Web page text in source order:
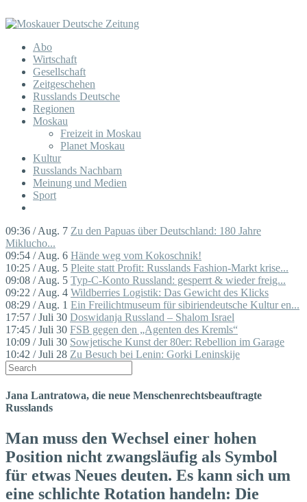
Abo
Wirtschaft
Gesellschaft
Zeitgeschehen
Russlands Deutsche
Regionen
Moskau
Freizeit in Moskau
Planet Moskau
Kultur
Russlands Nachbarn
Meinung und Medien
Sport
09:36 / Aug. 7 Zu den Papuas über Deutschland: 180 Jahre
Miklucho...
09:54 / Aug. 6 Hände weg vom Kokoschnik!
10:25 / Aug. 5 Pleite statt Profit: Russlands Fashion-Markt krise...
09:08 / Aug. 5 Typ-C-Konto Russland: gesperrt & wieder freig...
09:22 / Aug. 4 Wildberries Logistik: Das Gewicht des Klicks
08:29 / Aug. 1 Ein Freilichtmuseum für sibiriendeutsche Kultur en...
17:57 / Juli 30 Doswidanja Russland – Shalom Israel
17:45 / Juli 30 FSB gegen den „Agenten des Kremls“
10:09 / Juli 30 Sowjetische Kunst der 80er: Rebellion im Garage
10:42 / Juli 28 Zu Besuch bei Lenin: Gorki Leninskije
Jana Lantratowa, die neue Menschenrechtsbeauftragte
Russlands
Man muss den Wechsel einer hohen
Position nicht zwangsläufig als Symbol
für etwas Neues deuten. Es kann sich um
eine schlichte Rotation handeln: Die